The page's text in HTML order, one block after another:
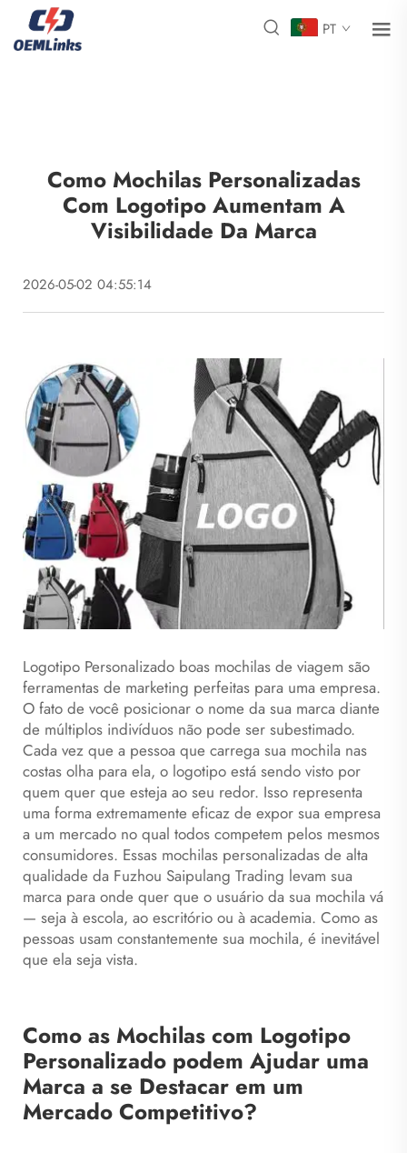
PT
Como Mochilas Personalizadas
Com Logotipo Aumentam A
Visibilidade Da Marca
2026-05-02 04:55:14
Logotipo Personalizado boas mochilas de viagem são
ferramentas de marketing perfeitas para uma empresa.
O fato de você posicionar o nome da sua marca diante
de múltiplos indivíduos não pode ser subestimado.
Cada vez que a pessoa que carrega sua mochila nas
costas olha para ela, o logotipo está sendo visto por
quem quer que esteja ao seu redor. Isso representa
uma forma extremamente eficaz de expor sua empresa
a um mercado no qual todos competem pelos mesmos
consumidores. Essas mochilas personalizadas de alta
qualidade da Fuzhou Saipulang Trading levam sua
marca para onde quer que o usuário da sua mochila vá
— seja à escola, ao escritório ou à academia. Como as
pessoas usam constantemente sua mochila, é inevitável
que ela seja vista.
Como as Mochilas com Logotipo
Personalizado podem Ajudar uma
Marca a se Destacar em um
Mercado Competitivo?